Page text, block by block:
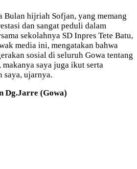
Bulan hijriah Sofjan, yang memang
dan sangat peduli dalam
sekolahnya SD Inpres Tete Batu,
media ini, mengatakan bahwa
sosial di seluruh Gowa tentang
saya juga ikut serta
saya, ujarnya.
Dg.Jarre (Gowa)